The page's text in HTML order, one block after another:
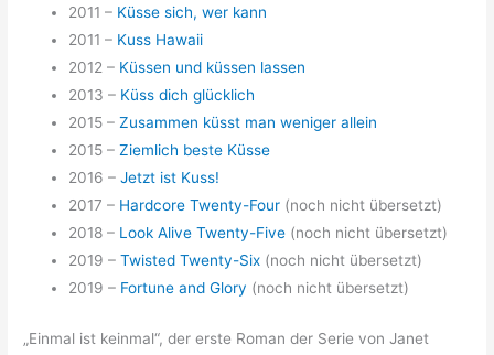
2011 – Küsse sich, wer kann
2011 – Kuss Hawaii
2012 – Küssen und küssen lassen
2013 – Küss dich glücklich
2015 –Zusammen küsst man weniger allein
2015 –Ziemlich beste Küsse
2016 –Jetzt ist Kuss!
2017 – Hardcore Twenty-Four (noch nicht übersetzt)
2018 – Look Alive Twenty-Five (noch nicht übersetzt)
2019 –Twisted Twenty-Six (noch nicht übersetzt)
2019 – Fortune and Glory (noch nicht übersetzt)
„Einmal ist keinmal“, der erste Roman der Serie von Janet